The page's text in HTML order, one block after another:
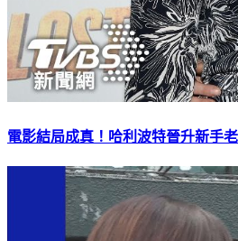
電影結局成真！哈利波特晉升新手